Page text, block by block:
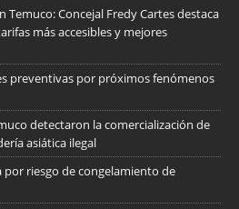
Concejal Fredy Cartes destaca
más accesibles y mejores
preventivas por próximos fenómenos
detectaron la comercialización de
asiática ilegal
por riesgo de congelamiento de